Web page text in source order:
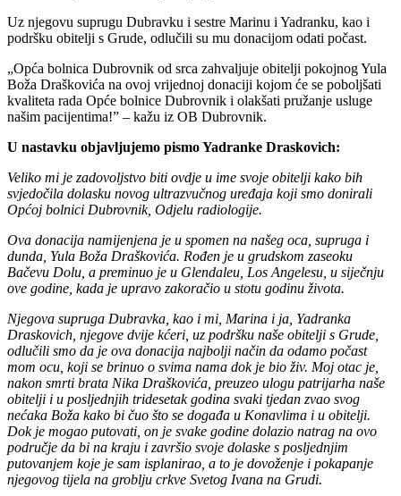
Uz njegovu suprugu Dubravku i sestre Marinu i Yadranku, kao i
podršku obitelji s Grude, odlučili su mu donacijom odati počast.
„Opća bolnica Dubrovnik od srca zahvaljuje obitelji pokojnog Yula
Boža Draškovića na ovoj vrijednoj donaciji kojom će se poboljšati
kvaliteta rada Opće bolnice Dubrovnik i olakšati pružanje usluge
našim pacijentima!” – kažu iz OB Dubrovnik.
U nastavku objavljujemo pismo Yadranke Draskovich:
Veliko mi je zadovoljstvo biti ovdje u ime svoje obitelji kako bih
svjedočila dolasku novog ultrazvučnog uređaja koji smo donirali
Općoj bolnici Dubrovnik, Odjelu radiologije.
Ova donacija namijenjena je u spomen na našeg oca, supruga i
dunda, Yula Boža Draškovića. Rođen je u grudskom zaseoku
Bačevu Dolu, a preminuo je u Glendaleu, Los Angelesu, u siječnju
ove godine, kada je upravo zakoračio u stotu godinu života.
Njegova supruga Dubravka, kao i mi, Marina i ja, Yadranka
Draskovich, njegove dvije kćeri, uz podršku naše obitelji s Grude,
odlučili smo da je ova donacija najbolji način da odamo počast
mom ocu, koji se brinuo o svima nama dok je bio živ. Moj otac je,
nakon smrti brata Nika Draškovića, preuzeo ulogu patrijarha naše
obitelji i u posljednjih tridesetak godina svaki tjedan zvao svog
nećaka Boža kako bi čuo što se događa u Konavlima i u obitelji.
Dok je mogao putovati, on je svake godine dolazio natrag na ovo
područje da bi na kraju i završio svoje dolaske s posljednjim
putovanjem koje je sam isplanirao, a to je dovoženje i pokapanje
njegovog tijela na groblju crkve Svetog Ivana na Grudi.